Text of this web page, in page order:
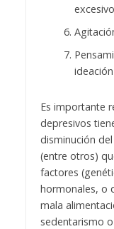
Es importante
depresivos
disminución
(entre otros)
factores
hormonales, o
mala
sedentarismo